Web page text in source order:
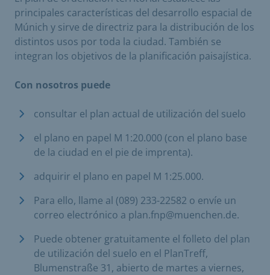
principales características del desarrollo espacial de
Múnich y sirve de directriz para la distribución de los
distintos usos por toda la ciudad. También se
integran los objetivos de la planificación paisajística.
Con nosotros puede
consultar el plan actual de utilización del suelo
el plano en papel M 1:20.000 (con el plano base
de la ciudad en el pie de imprenta).
adquirir el plano en papel M 1:25.000.
Para ello, llame al (089) 233-22582 o envíe un
correo electrónico a plan.fnp@muenchen.de.
Puede obtener gratuitamente el folleto del plan
de utilización del suelo en el PlanTreff,
Blumenstraße 31, abierto de martes a viernes,